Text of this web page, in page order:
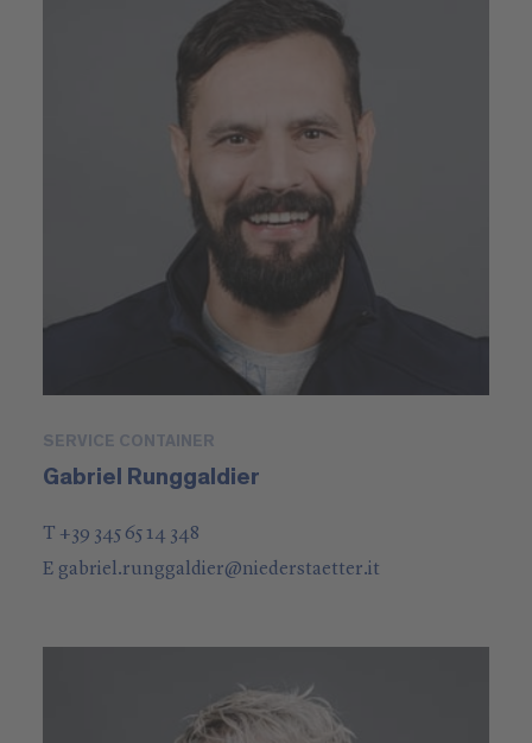
SERVICE CONTAINER
Gabriel Runggaldier
T +39 345 65 14 348
E gabriel.runggaldier@niederstaetter.it